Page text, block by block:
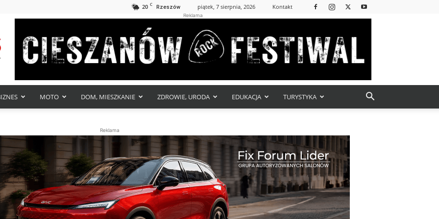
20 C Rzeszów piątek, 7 sierpnia, 2026 Kontakt
Reklama
MOTO DOM, MIESZKANIE ZDROWIE, URODA EDUKACJA TURYSTYKA
Reklama